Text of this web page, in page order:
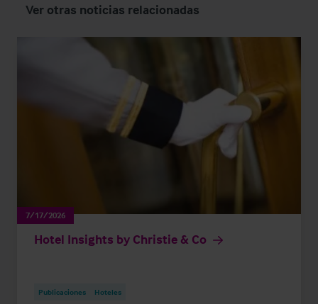
Ver otras noticias relacionadas
7/17/2026
Hotel Insights by Christie & Co
Publicaciones Hoteles